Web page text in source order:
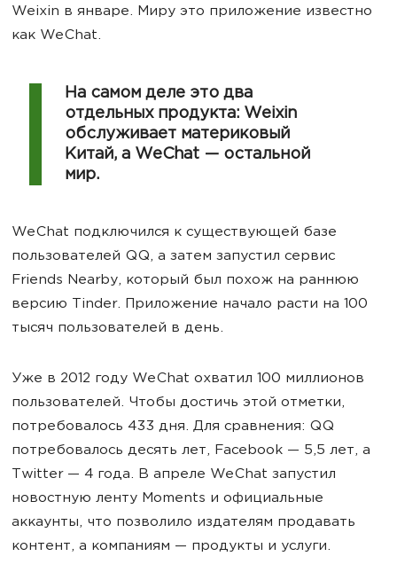
Weixin в январе. Миру это приложение известно
как WeChat.
На самом деле это два
отдельных продукта: Weixin
обслуживает материковый
Китай, а WeChat — остальной
мир.
WeChat подключился к существующей базе
пользователей QQ, а затем запустил сервис
Friends Nearby, который был похож на раннюю
версию Tinder. Приложение начало расти на 100
тысяч пользователей в день.
Уже в 2012 году WeChat охватил 100 миллионов
пользователей. Чтобы достичь этой отметки,
потребовалось 433 дня. Для сравнения: QQ
потребовалось десять лет, Facebook — 5,5 лет, а
Twitter — 4 года. В апреле WeChat запустил
новостную ленту Moments и официальные
аккаунты, что позволило издателям продавать
контент, а компаниям — продукты и услуги.